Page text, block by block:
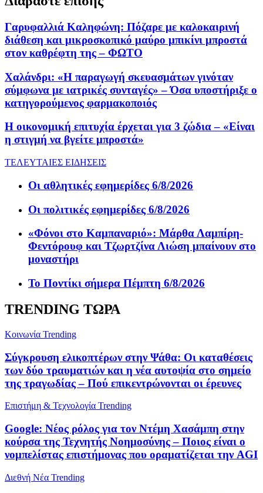
Γαρυφαλλιά Καληφώνη: Πόζαρε με καλοκαιρινή
διάθεση και μικροσκοπικό μαύρο μπικίνι μπροστά
στον καθρέφτη της – ΦΩΤΟ
Χαλάνδρι: «Η παραγωγή σκευασμάτων γινόταν
σύμφωνα με ιατρικές συνταγές» – Όσα υποστήριξε ο
κατηγορούμενος φαρμακοποιός
Η οικονομική επιτυχία έρχεται για 3 ζώδια – «Είναι
η στιγμή να βγείτε μπροστά»
ΤΕΛΕΥΤΑΙΕΣ ΕΙΔΗΣΕΙΣ
Οι αθλητικές εφημερίδες 6/8/2026
Οι πολιτικές εφημερίδες 6/8/2026
«Φόνοι στο Καμπαναριό»: Μάρθα Λαμπίρη-
Φεντόρουφ και Τζωρτζίνα Λιώση μπαίνουν στο
μοναστήρι
Το Ποντίκι σήμερα Πέμπτη 6/8/2026
TRENDING ΤΩΡΑ
Κοινωνία Trending
Σύγκρουση ελικοπτέρων στην Ψάθα: Οι καταθέσεις
των δύο τραυματιών και η νέα αυτοψία στο σημείο
της τραγωδίας – Πού επικεντρώνονται οι έρευνες
Επιστήμη & Τεχνολογία Trending
Google: Νέος ρόλος για τον Ντέμη Χασάμπη στην
κούρσα της Τεχνητής Νοημοσύνης – Ποιος είναι ο
νομπελίστας επιστήμονας που οραματίζεται την AGI
Διεθνή Νέα Trending